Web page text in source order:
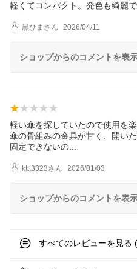
軽くてコンパクト。発色も綺麗
黒ひま さん 2026/04/11
ショップからのコメントを表
軽い傘を探していたので使用を
傘の骨組みの金具が甘く、開い
固定できないの
kttt3323さん 2026/01/03
ショップからのコメントを表
すべてのレビューを見る (